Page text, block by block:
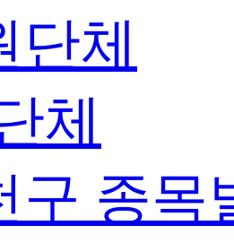
단체
체
구 종목